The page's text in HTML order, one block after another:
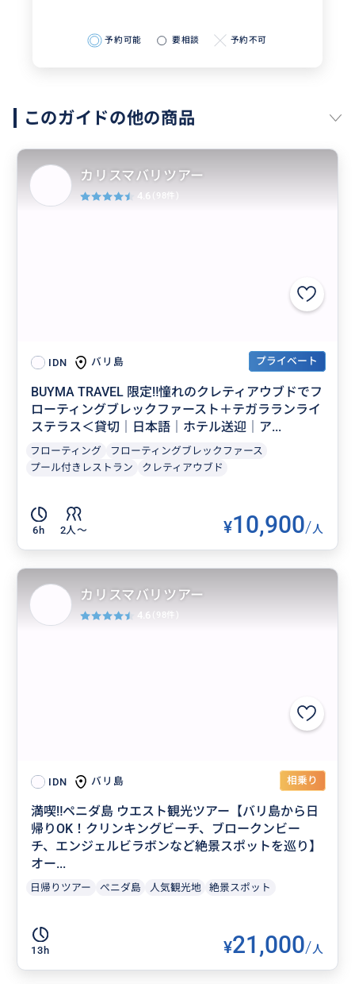
予約可能 要相談 予約不可
このガイドの他の商品
IDN バリ島 プライベート
BUYMA TRAVEL 限定‼️憧れのクレティアウブドでフ
ローティングブレックファースト＋テガラランライ
ステラス＜貸切｜日本語｜ホテル送迎｜ア...
フローティング
フローティングブレックファース
プール付きレストラン
クレティアウブド
6h 2人〜 ¥10,900/人
カリスマバリツアー
4.6 (98件)
IDN バリ島 相乗り
満喫‼️ペニダ島 ウエスト観光ツアー【バリ島から日
帰りOK！クリンキングビーチ、ブロークンビー
チ、エンジェルビラボンなど絶景スポットを巡り】
オー...
日帰りツアー ぺニダ島 人気観光地 絶景スポット
13h ¥21,000/人
カリスマバリツアー
4.6 (98件)